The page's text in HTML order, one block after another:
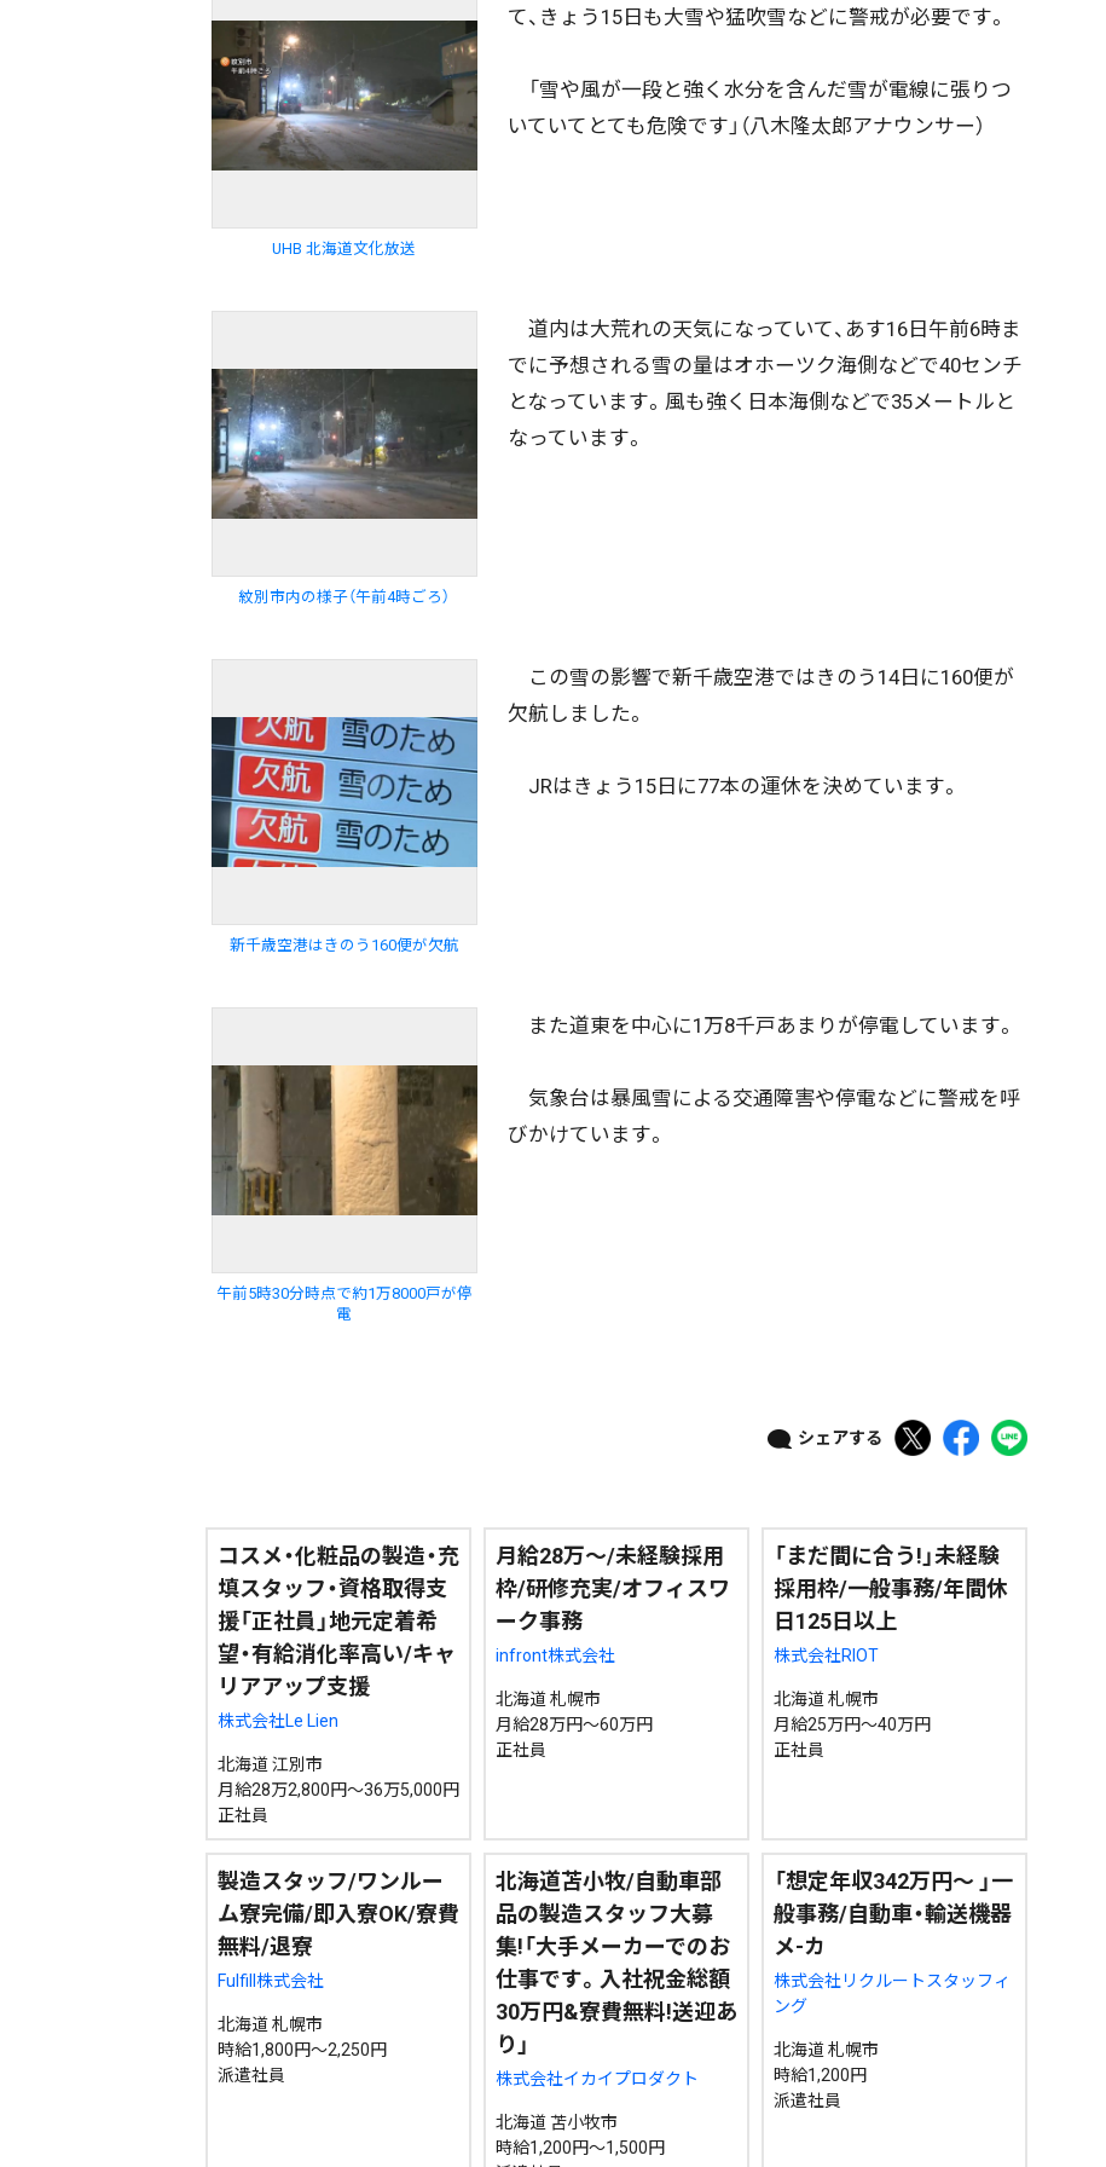
UHB 北海道文化放送
て、きょう15日も大雪や猛吹雪などに警戒が必要です。
「雪や風が一段と強く水分を含んだ雪が電線に張りつ
いていてとても危険です」（八木隆太郎アナウンサー）
紋別市内の様子（午前4時ごろ）
道内は大荒れの天気になっていて、あす16日午前6時ま
でに予想される雪の量はオホーツク海側などで40センチ
となっています。風も強く日本海側などで35メートルと
なっています。
新千歳空港はきのう160便が欠航
この雪の影響で新千歳空港ではきのう14日に160便が
欠航しました。
JRはきょう15日に77本の運休を決めています。
午前5時30分時点で約1万8000戸が停
電
また道東を中心に1万8千戸あまりが停電しています。
気象台は暴風雪による交通障害や停電などに警戒を呼
びかけています。
シェアする
コスメ・化粧品の製造・充
填スタッフ・資格取得支
援「正社員」地元定着希
望・有給消化率高い/キャ
リアアップ支援
株式会社Le Lien
北海道 江別市
月給28万2,800円～36万5,000円
正社員
月給28万～/未経験採用
枠/研修充実/オフィスワ
ーク事務
infront株式会社
北海道 札幌市
月給28万円～60万円
正社員
「まだ間に合う!」未経験
採用枠/一般事務/年間休
日125日以上
株式会社RIOT
北海道 札幌市
月給25万円～40万円
正社員
製造スタッフ/ワンルー
ム寮完備/即入寮OK/寮費
無料/退寮
Fulfill株式会社
北海道 札幌市
時給1,800円～2,250円
派遣社員
北海道苫小牧/自動車部
品の製造スタッフ大募
集!「大手メーカーでのお
仕事です。入社祝金総額
30万円&寮費無料!送迎あ
り」
株式会社イカイプロダクト
北海道 苫小牧市
時給1,200円～1,500円
「想定年収342万円～ 」一
般事務/自動車・輸送機器
メ-カ
株式会社リクルートスタッフィ
ング
北海道 札幌市
時給1,200円
派遣社員
カテゴリ 事件・事故 社会
エリア 道北 道央 道南 道東 全道 道外
期間を絞る
検索